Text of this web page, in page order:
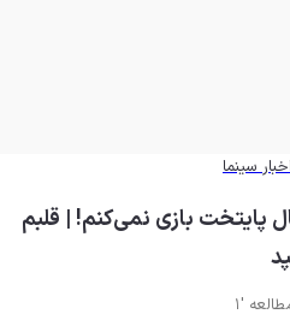
سینما
پایتخت بازی نمی‌کنم! | قلبم
'1